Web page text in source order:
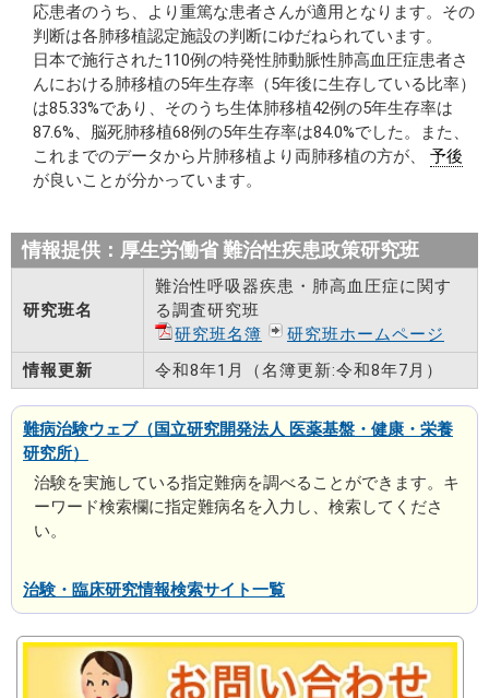
応患者のうち、より重篤な患者さんが適用となります。その
判断は各肺移植認定施設の判断にゆだねられています。
日本で施行された110例の特発性肺動脈性肺高血圧症患者さ
んにおける肺移植の5年生存率（5年後に生存している比率）
は85.33%であり、そのうち生体肺移植42例の5年生存率は
87.6%、脳死肺移植68例の5年生存率は84.0%でした。また、
これまでのデータから片肺移植より両肺移植の方が、 予後
が良いことが分かっています。
情報提供：厚生労働省 難治性疾患政策研究班
研究班名
難治性呼吸器疾患・肺高血圧症に関す
る調査研究班
研究班名簿
研究班ホームページ
情報更新
令和8年1月（名簿更新:令和8年7月）
難病治験ウェブ（国立研究開発法人 医薬基盤・健康・栄養
研究所）
治験を実施している指定難病を調べることができます。キ
ーワード検索欄に指定難病名を入力し、検索してくださ
い。
治験・臨床研究情報検索サイト一覧